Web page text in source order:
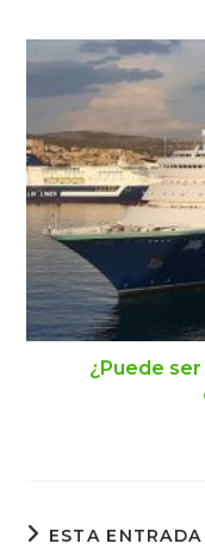
¿Puede
ESTA